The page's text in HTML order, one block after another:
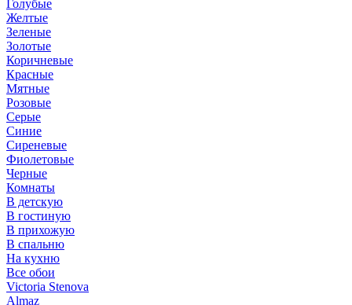
Голубые
Желтые
Зеленые
Золотые
Коричневые
Красные
Мятные
Розовые
Серые
Синие
Сиреневые
Фиолетовые
Черные
Комнаты
В детскую
В гостиную
В прихожую
В спальню
На кухню
Все обои
Victoria Stenova
Almaz